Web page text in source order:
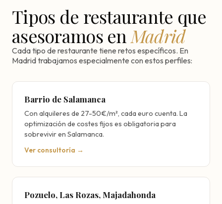
Tipos de restaurante que
asesoramos en Madrid
Cada tipo de restaurante tiene retos específicos. En
Madrid trabajamos especialmente con estos perfiles:
Barrio de Salamanca
Con alquileres de 27-50€/m², cada euro cuenta. La
optimización de costes fijos es obligatoria para
sobrevivir en Salamanca.
Ver consultoría →
Pozuelo, Las Rozas, Majadahonda